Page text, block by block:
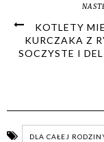
KOTLETY
KURCZAKA Z
SOCZYSTE I
DLA CAŁEJ